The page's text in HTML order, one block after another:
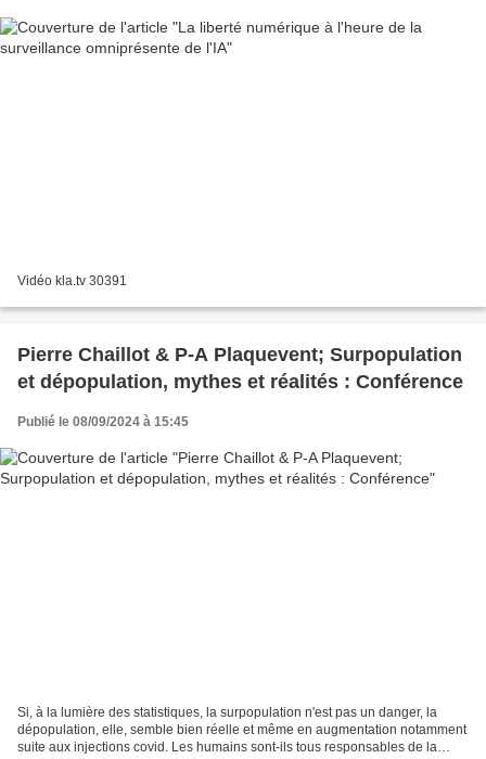
Vidéo kla.tv 30391
Pierre Chaillot & P-A Plaquevent; Surpopulation
et dépopulation, mythes et réalités : Conférence
Publié le 08/09/2024 à 15:45
Si, à la lumière des statistiques, la surpopulation n'est pas un danger, la
dépopulation, elle, semble bien réelle et même en augmentation notamment
suite aux injections covid. Les humains sont-ils tous responsables de la